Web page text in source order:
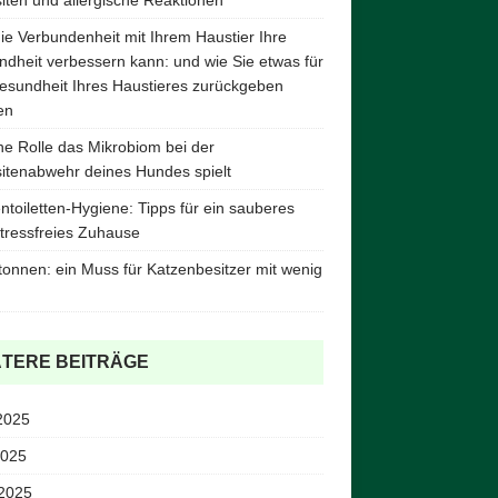
Verbundenheit mit Ihrem Haustier Ihre
verbessern kann: und wie Sie etwas für
Ihres Haustieres zurückgeben
Rolle das Mikrobiom bei der
deines Hundes spielt
Hygiene: Tipps für ein sauberes
Zuhause
ein Muss für Katzenbesitzer mit wenig
BEITRÄGE